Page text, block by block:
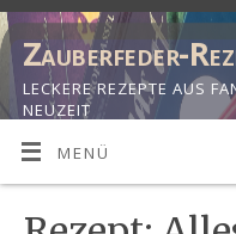
Zauberfeder-
LECKERE REZEPTE AUS
NEUZEIT
MENÜ